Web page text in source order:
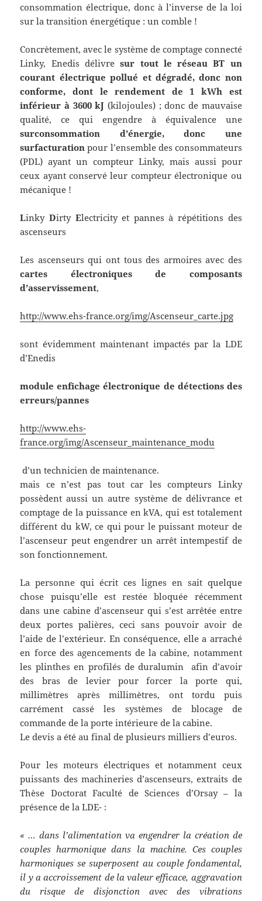
consommation électrique, donc à l’inverse de la loi
sur la transition énergétique : un comble !
Concrètement, avec le système de comptage connecté
Linky, Enedis délivresur tout le réseau BT un
courant électrique pollué et dégradé, donc non
conforme, dont le rendement de 1 kWh est
inférieur à 3600 kJ (kilojoules) ; donc de mauvaise
qualité, ce qui engendre à équivalence une
surconsommation d’énergie, donc une
surfacturation pour l’ensemble des consommateurs
(PDL) ayant un compteur Linky, mais aussi pour
ceux ayant conservé leur compteur électronique ou
mécanique !
LinkyDirty Electricity et pannes à répétitions des
ascenseurs
Les ascenseurs qui ont tous des armoires avec des
cartes électroniques de composants
d’asservissement,
http://www.ehs-france.org/img/Ascenseur_carte.jpg
sont évidemment maintenant impactés par la LDE
d’Enedis
module enfichage électronique de détections des
erreurs/pannes
http://www.ehs-
france.org/img/Ascenseur_maintenance_modu
d’un technicien de maintenance.
mais ce n’est pas tout car les compteurs Linky
possèdent aussi un autre système de délivrance et
comptage de la puissance en kVA, qui est totalement
différent du kW, ce qui pour le puissant moteur de
l’ascenseur peut engendrer un arrêt intempestif de
son fonctionnement.
La personne qui écrit ces lignes en sait quelque
chose puisqu’elle est restée bloquée récemment
dans une cabine d’ascenseur qui s’est arrêtée entre
deux portes palières, ceci sans pouvoir avoir de
l’aide de l’extérieur. En conséquence, elle a arraché
en force des agencements de la cabine, notamment
les plinthes en profilés de duralumin afin d’avoir
des bras de levier pour forcer la porte qui,
millimètres après millimètres, ont tordu puis
carrément cassé les systèmes de blocage de
commande de la porte intérieure de la cabine.
Le devis a été au final de plusieurs milliers d’euros.
Pour les moteurs électriques et notamment ceux
puissants des machineries d’ascenseurs, extraits de
Thèse Doctorat Faculté de Sciences d’Orsay – la
présence de la LDE- :
« … dans l’alimentation va engendrer la création de
couples harmonique dans la machine. Ces couples
harmoniques se superposent au couple fondamental,
il y a accroissement de la valeur efficace, aggravation
du risque de disjonction avec des vibrations